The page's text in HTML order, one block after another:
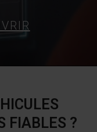
FIABLES ?